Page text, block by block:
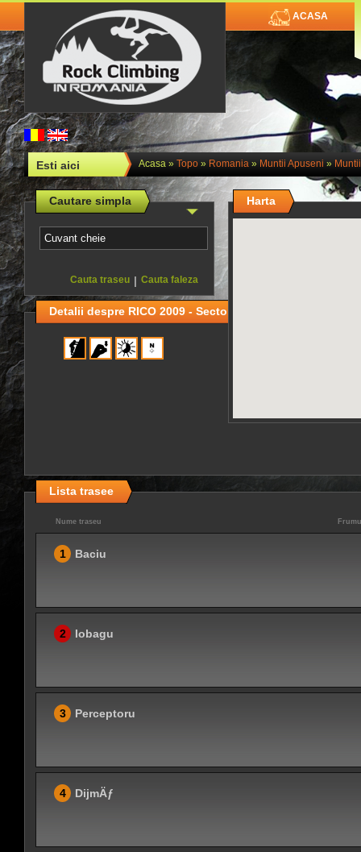
ACASA
Esti aici Acasa» Topo» Romania» Muntii Apuseni »
Cautare simpla
Cauta faleza
|
Cauta traseu
Harta
Detalii despre RICO 2009 - Sector II
Lista trasee
Nume traseu
1 Baciu
2 Iobagu
3 Perceptoru
4 DijmÄƒ